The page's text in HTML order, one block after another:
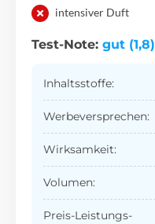
intensiver Duft
Test-Note: gut (1,8)
Inhaltsstoffe:
Werbeversprechen:
Wirksamkeit:
Volumen:
Preis-Leistungs-